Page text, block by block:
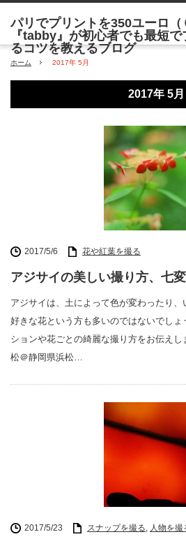
ホーム 2017年 5月
2017年 5月
2017/5/6 花や紅葉を撮る
アジサイの美しい撮り方、七
アジサイは、土によって色が変わったり、
好きな花という方も多いのではないでし
ションや花ごとの綺麗な撮り方をお伝え
松＠静岡県浜松…
2017/5/23 スナップを撮る, 人物を撮